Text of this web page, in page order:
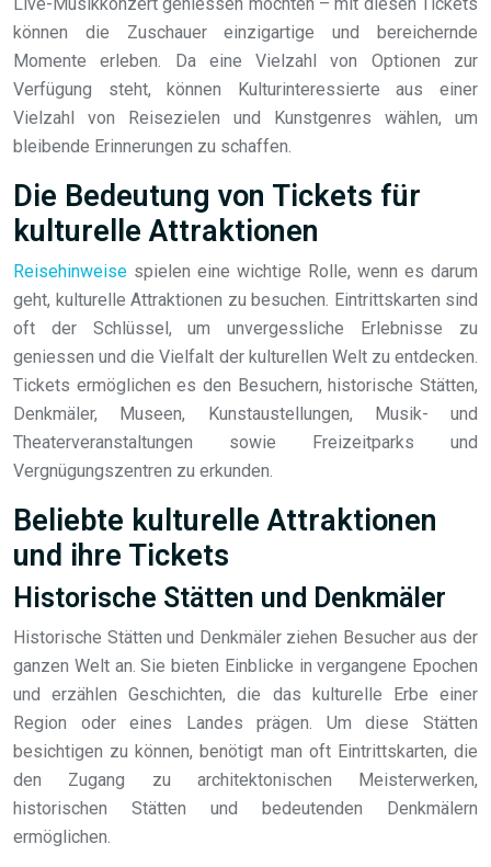
können die Zuschauer einzigartige und bereichernde
Momente erleben. Da eine Vielzahl von Optionen zur
Verfügung steht, können Kulturinteressierte aus einer
Vielzahl von Reisezielen und Kunstgenres wählen, um
bleibende Erinnerungen zu schaffen.
Die Bedeutung von Tickets für
kulturelle Attraktionen
Reisehinweise spielen eine wichtige Rolle, wenn es darum
geht, kulturelle Attraktionen zu besuchen. Eintrittskarten sind
oft der Schlüssel, um unvergessliche Erlebnisse zu
geniessen und die Vielfalt der kulturellen Welt zu entdecken.
Tickets ermöglichen es den Besuchern, historische Stätten,
Denkmäler, Museen, Kunstaustellungen, Musik- und
Theaterveranstaltungen sowie Freizeitparks und
Vergnügungszentren zu erkunden.
Beliebte kulturelle Attraktionen
und ihre Tickets
Historische Stätten und Denkmäler
Historische Stätten und Denkmäler ziehen Besucher aus der
ganzen Welt an. Sie bieten Einblicke in vergangene Epochen
und erzählen Geschichten, die das kulturelle Erbe einer
Region oder eines Landes prägen. Um diese Stätten
besichtigen zu können, benötigt man oft Eintrittskarten, die
den Zugang zu architektonischen Meisterwerken,
historischen Stätten und bedeutenden Denkmälern
ermöglichen.